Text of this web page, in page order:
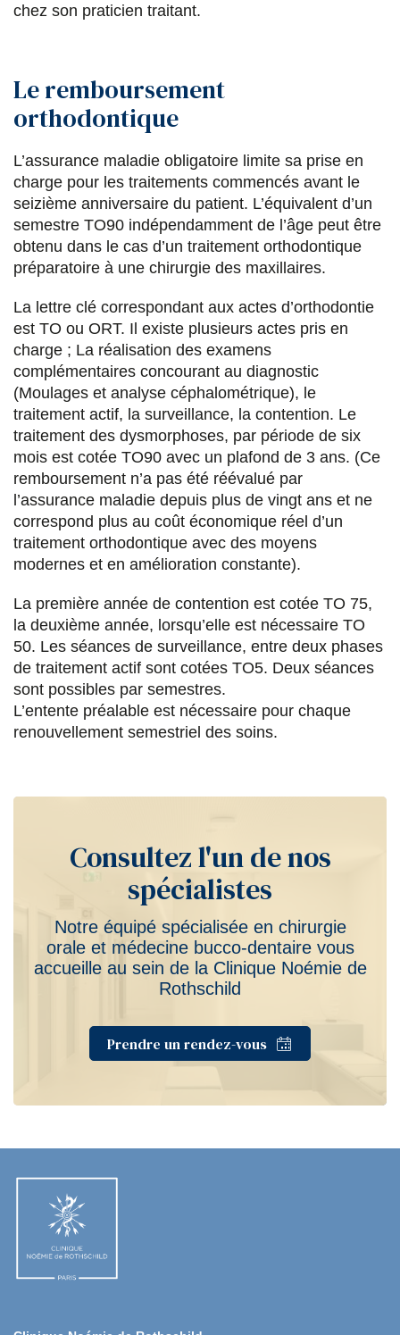
chez son praticien traitant.
Le remboursement
orthodontique
L’assurance maladie obligatoire limite sa prise en
charge pour les traitements commencés avant le
seizième anniversaire du patient. L’équivalent d’un
semestre TO90 indépendamment de l’âge peut être
obtenu dans le cas d’un traitement orthodontique
préparatoire à une chirurgie des maxillaires.
La lettre clé correspondant aux actes d’orthodontie
est TO ou ORT. Il existe plusieurs actes pris en
charge ; La réalisation des examens
complémentaires concourant au diagnostic
(Moulages et analyse céphalométrique), le
traitement actif, la surveillance, la contention. Le
traitement des dysmorphoses, par période de six
mois est cotée TO90 avec un plafond de 3 ans. (Ce
remboursement n’a pas été réévalué par
l’assurance maladie depuis plus de vingt ans et ne
correspond plus au coût économique réel d’un
traitement orthodontique avec des moyens
modernes et en amélioration constante).
La première année de contention est cotée TO 75,
la deuxième année, lorsqu’elle est nécessaire TO
50. Les séances de surveillance, entre deux phases
de traitement actif sont cotées TO5. Deux séances
sont possibles par semestres.
L’entente préalable est nécessaire pour chaque
renouvellement semestriel des soins.
Consultez l'un de nos
spécialistes
Notre équipé spécialisée en chirurgie
orale et médecine bucco-dentaire vous
accueille au sein de la Clinique Noémie de
Rothschild
Prendre un rendez-vous